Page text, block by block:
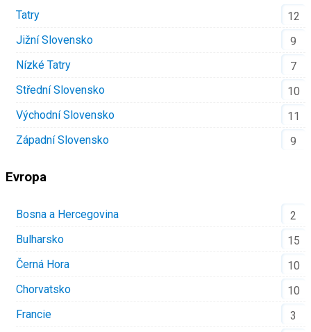
Tatry
12
Jižní Slovensko
9
Nízké Tatry
7
Střední Slovensko
10
Východní Slovensko
11
Západní Slovensko
9
Evropa
Bosna a Hercegovina
2
Bulharsko
15
Černá Hora
10
Chorvatsko
10
Francie
3